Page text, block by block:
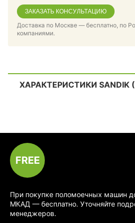
ЗАКАЗАТЬ КОНСУЛЬТАЦИЮ
Доставка по Москве — бесплатно, по
компаниями.
ХАРАКТЕРИСТИКИ SANDIK
FREE
При покупке поломоечных машин
МКАД — бесплатно. Уточняйте
менеджеров.